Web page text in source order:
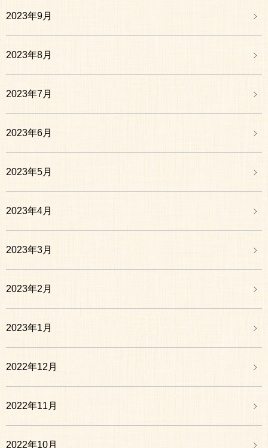
2023年9月
2023年8月
2023年7月
2023年6月
2023年5月
2023年4月
2023年3月
2023年2月
2023年1月
2022年12月
2022年11月
2022年10月